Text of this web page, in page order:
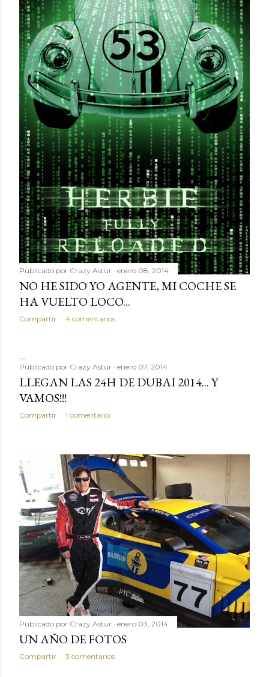
Publicado por Crazy Astur enero 08, 2014
NO HE SIDO YO AGENTE, MI COCHE SE
HA VUELTO LOCO...
Compartir 4 comentarios
Publicado por Crazy Astur enero 07, 2014
LLEGAN LAS 24H DE DUBAI 2014... Y
VAMOS!!!
Compartir 1 comentario
Publicado por Crazy Astur enero 03, 2014
UN AÑO DE FOTOS
Compartir 3 comentarios